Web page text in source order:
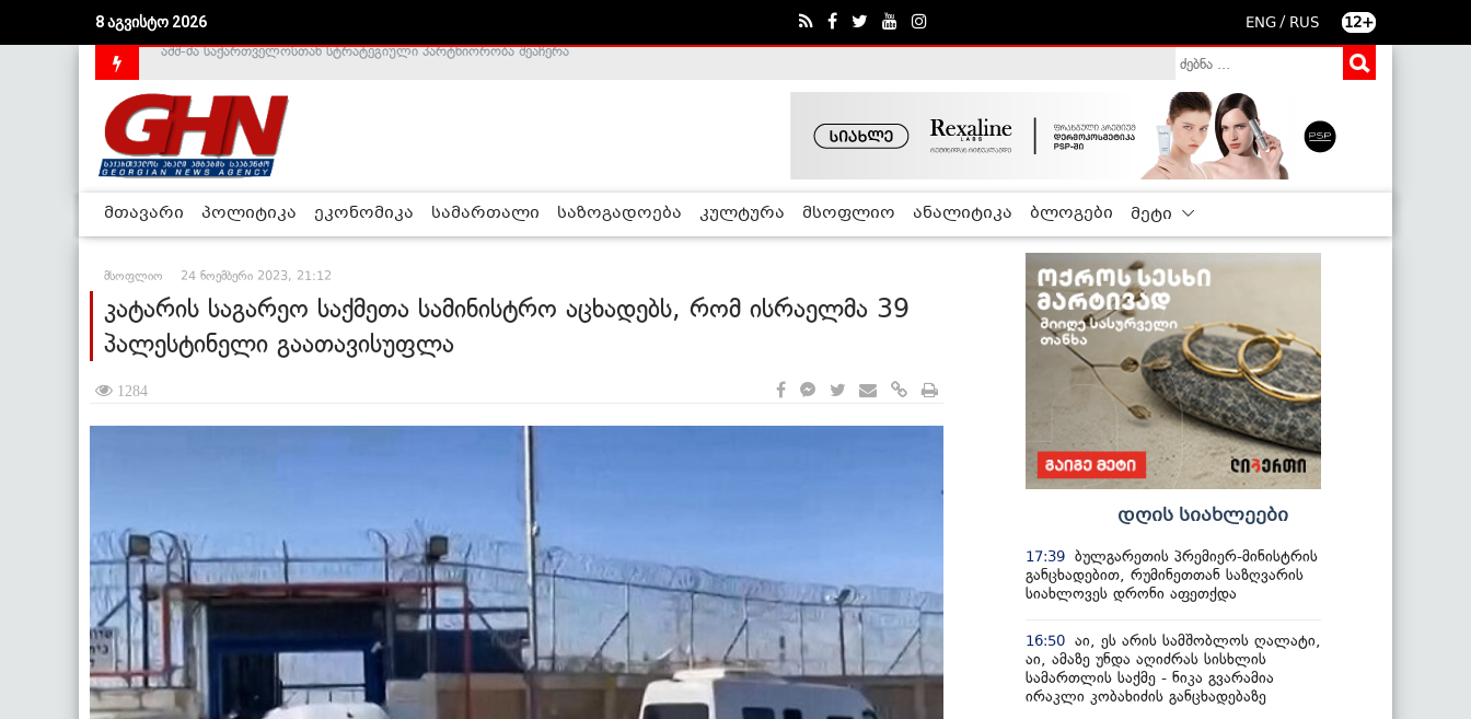
8 აგვისტო 2026 ENG / RUS 12+
საქართველოს დე-ფაქტო მთავრობა არალეგიტიმურია - ჰელსინკის კომისია
მთავარი პოლიტიკა ეკონომიკა სამართალი საზოგადოება კულტურა მსოფლიო ანალიტიკა ბლოგები მეტი
მსოფლიო 24 ნოემბერი 2023, 21:12
კატარის საგარეო საქმეთა სამინისტრო აცხადებს, რომ ისრაელმა 39
პალესტინელი გაათავისუფლა
1284
დღის სიახლეები
17:39 ბულგარეთის პრემიერ-მინისტრის
განცხადებით, რუმინეთთან საზღვარის
სიახლოვეს დრონი აფეთქდა
16:50 აი, ეს არის სამშობლოს ღალატი,
აი, ამაზე უნდა აღიძრას სისხლის
სამართლის საქმე - ნიკა გვარამია
ირაკლი კობახიძის განცხადებაზე